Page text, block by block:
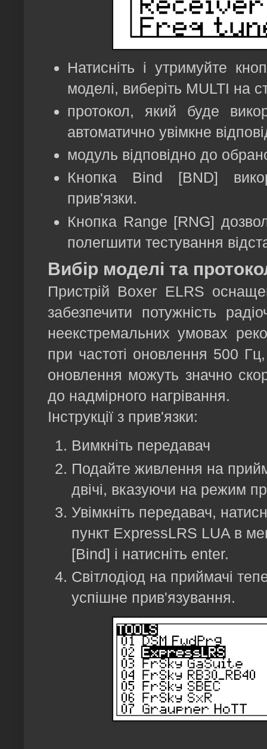
Натисніть і утримуйте
моделі, виберіть MULTI на
протокол, який буде
автоматично увімкне
модуль відповідно до
Кнопка Bind [BND]
прив'язки.
Кнопка Range [RNG]
полегшити тестування
Вибір моделі та
Пристрій Boxer ELRS
забезпечити потужність
неекстремальних умовах
при частоті оновлення 500
оновлення можуть значно
до надмірного нагрівання.
Інструкції з прив'язки:
Вимкніть передавач
Подайте живлення на
двічі, вказуючи на режим
Увімкніть передавач,
пункт ExpressLRS LUA в
[Bind] і натисніть enter.
Світлодіод на приймачі
успішне прив'язування.